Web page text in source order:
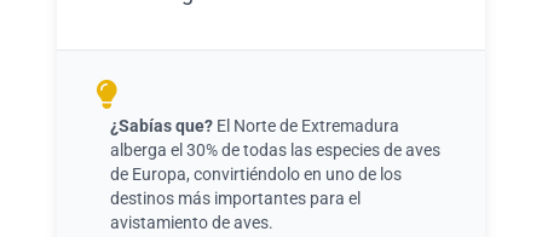
¿Sabías que? El Norte de Extremadura
alberga el 30% de todas las especies de aves
de Europa, convirtiéndolo en uno de los
destinos más importantes para el
avistamiento de aves.